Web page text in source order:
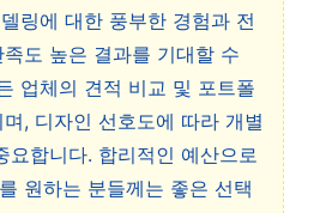
링에 대한 풍부한 경험과 전
도 높은 결과를 기대할 수
업체의 견적 비교 및 포트폴
, 디자인 선호도에 따라 개별
요합니다. 합리적인 예산으로
원하는 분들께는 좋은 선택